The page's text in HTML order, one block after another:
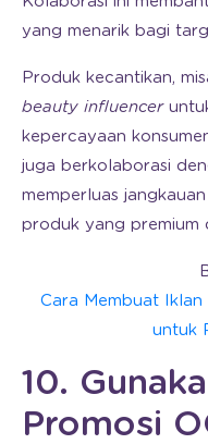
yang menarik bagi
Produk kecantikan,
beauty influencer
kepercayaan
juga berkolaborasi
memperluas
produk yang premium
Cara Membuat
untuk
10.
Promosi